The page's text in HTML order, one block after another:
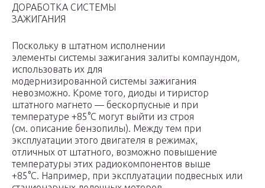
ДОРАБОТКА СИСТЕМЫ
ЗАЖИГАНИЯ
Поскольку в штатном исполнении
элементы системы зажигания залиты компаундом,
использовать их для
модернизированной системы зажигания
невозможно. Кроме того, диоды и тиристор
штатного магнето — бескорпусные и при
температуре +85°С могут выйти из строя
(см. описание бензопилы). Между тем при
эксплуатации этого двигателя в режимах,
отличных от штатного, возможно повышение
температуры этих радиокомпонентов выше
+85°С. Например, при эксплуатации подвесных или